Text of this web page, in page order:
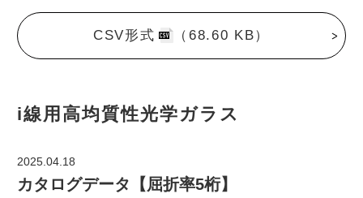
CSV形式 （68.60 KB）
i線用高均質性光学ガラス
2025.04.18
カタログデータ【屈折率5桁】